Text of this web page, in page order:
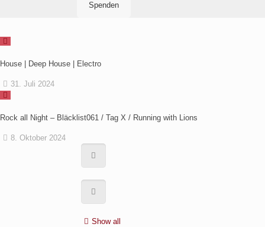
Spenden
House | Deep House | Electro
31. Juli 2024
Rock all Night – Bläcklist061 / Tag X / Running with Lions
8. Oktober 2024
Show all